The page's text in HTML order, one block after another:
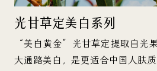
光甘草定美白系列
“美白黄金”光甘草定提取自光
大通路美白，是更适合中国人肤